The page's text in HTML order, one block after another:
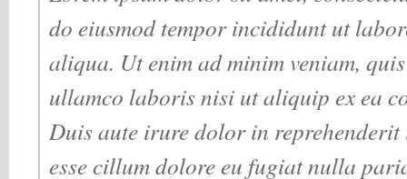
do eiusmod tempor incididunt ut
aliqua. Ut enim ad minim veniam,
ullamco laboris nisi ut aliquip ex ea
Duis aute irure dolor in
esse cillum dolore eu fugiat nulla